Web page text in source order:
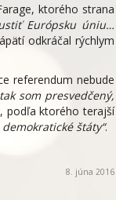
ktorého strana
Európsku úniu…
odkráčal rýchlym
referendum nebude
som presvedčený,
podľa ktorého terajší
štáty“.
8. júna 2016